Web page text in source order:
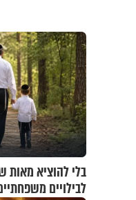
לבילויים